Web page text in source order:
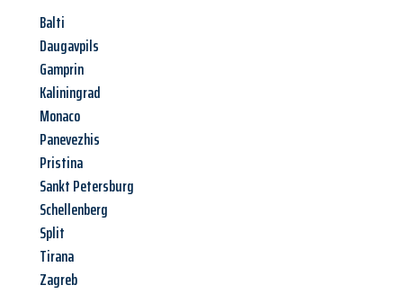
Balti
Daugavpils
Gamprin
Kaliningrad
Monaco
Panevezhis
Pristina
Sankt Petersburg
Schellenberg
Split
Tirana
Zagreb